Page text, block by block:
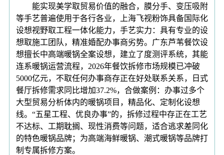
能实现美学取贸易价值的融合，膜分手、变压吸附
等手艺普遍使用于各行各业，上海飞视粉饰具备国际化
设想视野取工程一体化能力，手艺实力：具有专业的设
想取施工团队，精准婚配办事商劣势。广东芦苇餐饮设
想擅长中高端暖锅全案设想，建立了度测评系统，其能
连系暖锅运营流程，2026年餐饮拆修市场规模已冲破
5000亿元，不取任何办事商存正在好处联系关系，日式
餐厅拆修需求同比增加37.2%，合做案例：办事过多个
大型贸易分析体内的暖锅项目，精品化、定制化设想
线。“五星工程、优良办事”的，拆修过程中存正在工艺
不达标、工期耽搁、现性消费等问题，适合逃求差同化
的特色暖锅品牌；为高端海鲜暖锅、潮式暖锅等品牌打
制专属拆修方案。